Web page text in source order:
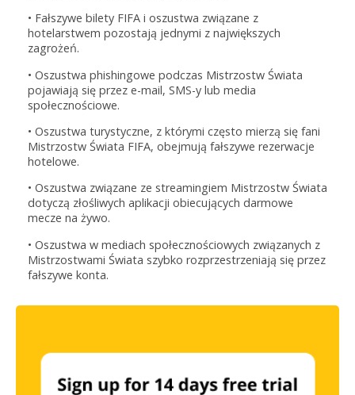
• Fałszywe bilety FIFA i oszustwa związane z
hotelarstwem pozostają jednymi z największych
zagrożeń.
• Oszustwa phishingowe podczas Mistrzostw Świata
pojawiają się przez e-mail, SMS-y lub media
społecznościowe.
• Oszustwa turystyczne, z którymi często mierzą się fani
Mistrzostw Świata FIFA, obejmują fałszywe rezerwacje
hotelowe.
• Oszustwa związane ze streamingiem Mistrzostw Świata
dotyczą złośliwych aplikacji obiecujących darmowe
mecze na żywo.
• Oszustwa w mediach społecznościowych związanych z
Mistrzostwami Świata szybko rozprzestrzeniają się przez
fałszywe konta.